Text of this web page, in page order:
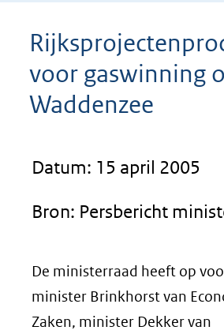
voor gaswinning
Waddenzee
Datum: 15 april 2005
Bron: Persbericht
De ministerraad heeft op
minister Brinkhorst van
Zaken, minister Dekker van